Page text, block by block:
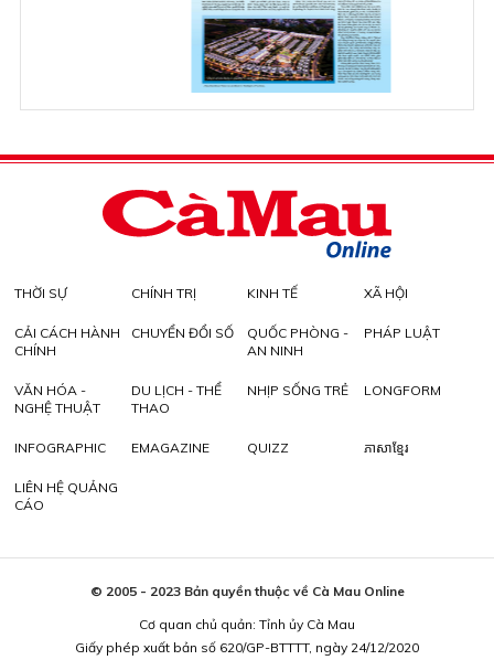
THỜI SỰ CHÍNH TRỊ KINH TẾ XÃ HỘI
CẢI CÁCH HÀNH
CHÍNH
CHUYỂN ĐỔI SỐ
QUỐC PHÒNG -
AN NINH
PHÁP LUẬT
VĂN HÓA -
NGHỆ THUẬT
DU LỊCH - THỂ
THAO
NHỊP SỐNG TRẺ LONGFORM
INFOGRAPHIC EMAGAZINE QUIZZ ភាសាខ្មែរ
LIÊN HỆ QUẢNG
CÁO
© 2005 - 2023 Bản quyền thuộc về Cà Mau Online
Cơ quan chủ quản: Tỉnh ủy Cà Mau
Giấy phép xuất bản số 620/GP-BTTTT, ngày 24/12/2020